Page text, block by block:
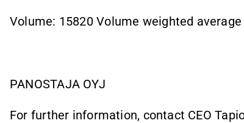
Volume: 15820 Volume weighted average
PANOSTAJA OYJ
For further information, contact CEO